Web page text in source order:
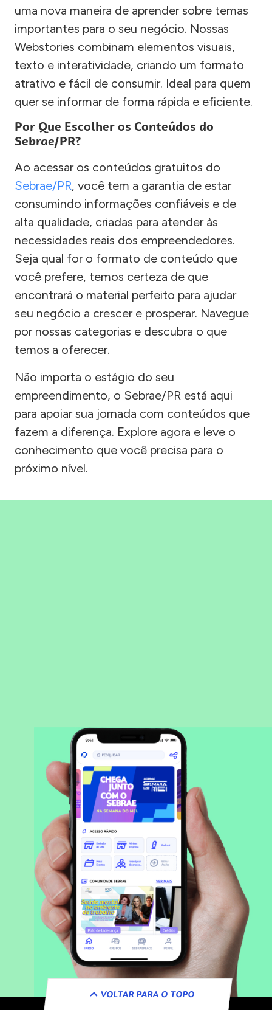
uma nova maneira de aprender sobre temas
importantes para o seu negócio. Nossas
Webstories combinam elementos visuais,
texto e interatividade, criando um formato
atrativo e fácil de consumir. Ideal para quem
quer se informar de forma rápida e eficiente.
Por Que Escolher os Conteúdos do
Sebrae/PR?
Ao acessar os conteúdos gratuitos do
Sebrae/PR, você tem a garantia de estar
consumindo informações confiáveis e de
alta qualidade, criadas para atender às
necessidades reais dos empreendedores.
Seja qual for o formato de conteúdo que
você prefere, temos certeza de que
encontrará o material perfeito para ajudar
seu negócio a crescer e prosperar. Navegue
por nossas categorias e descubra o que
temos a oferecer.
Não importa o estágio do seu
empreendimento, o Sebrae/PR está aqui
para apoiar sua jornada com conteúdos que
fazem a diferença. Explore agora e leve o
conhecimento que você precisa para o
próximo nível.
VOLTAR PARA O TOPO